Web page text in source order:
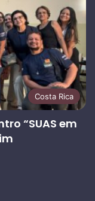
Costa Rica
“SUAS em